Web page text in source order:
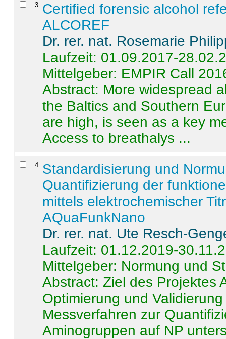
3 Certified forensic alcohol
ALCOREF
Dr. rer. nat. Rosemarie
Laufzeit: 01.09.2017-
Mittelgeber: EMPIR Call
Abstract: More widespread
the Baltics and Southern
are high, is seen as a key
Access to breathalys ...
4 Standardisierung und
Quantifizierung der
mittels elektrochemischer
AQuaFunkNano
Dr. rer. nat. Ute Resch-
Laufzeit: 01.12.2019-
Mittelgeber: Normung und
Abstract:Ziel des Projektes
Optimierung und
Messverfahren zur
Aminogruppen auf NP